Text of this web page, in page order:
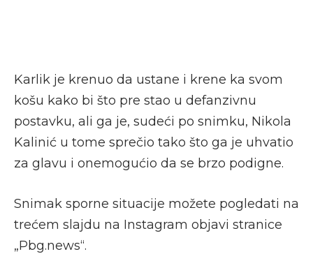
Karlik je krenuo da ustane i krene ka svom
košu kako bi što pre stao u defanzivnu
postavku, ali ga je, sudeći po snimku, Nikola
Kalinić u tome sprečio tako što ga je uhvatio
za glavu i onemogućio da se brzo podigne.
Snimak sporne situacije možete pogledati na
trećem slajdu na Instagram objavi stranice
„Pbg.news“.